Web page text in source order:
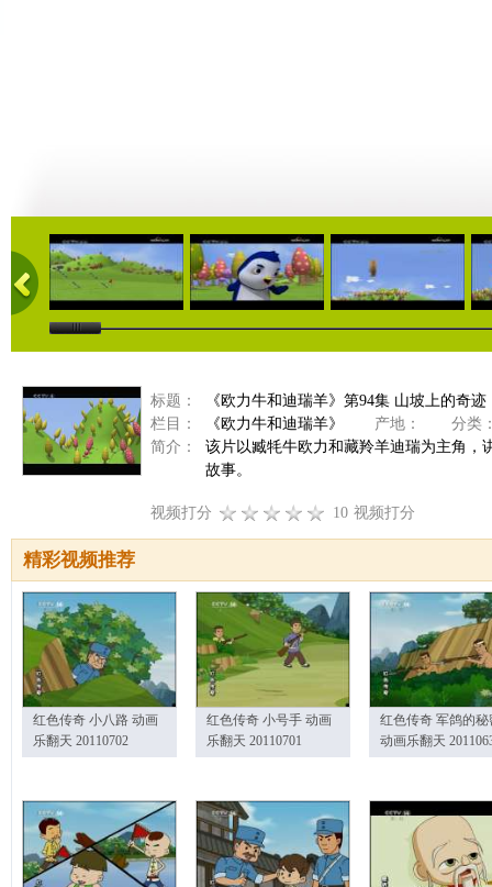
09:50 09:50 09:54
标题：
《欧力牛和迪瑞羊》第94集 山坡上的奇迹
栏目：
《欧力牛和迪瑞羊》 产地：
分类
简介：
该片以臧牦牛欧力和藏羚羊迪瑞为主角，
故事。
视频打分 10 视频打分
精彩视频推荐
红色传奇 小八路 动画
乐翻天 20110702
红色传奇 小号手 动画
乐翻天 20110701
红色传奇 军鸽的秘
动画乐翻天